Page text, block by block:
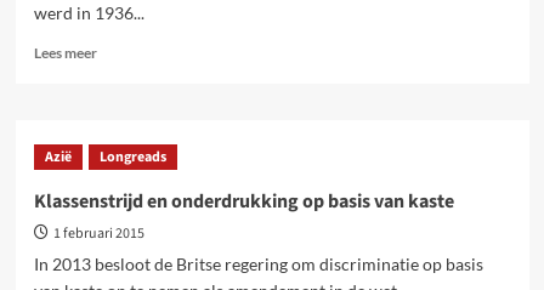
werd in 1936...
Lees meerLees
Verraden
Revolutie’,
marxistische
analyse
van
Azië Longreads
Klassenstrijd en onderdrukking op basis van kaste
1 februari 2015
In 2013 besloot de Britse regering om discriminatie op basis